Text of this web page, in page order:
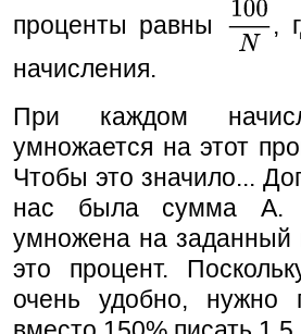
проценты равны
,
начисления.
При каждом
умножается на этот
Чтобы это значило...
нас была сумма A.
умножена на заданный
это процент.
очень удобно, нужно